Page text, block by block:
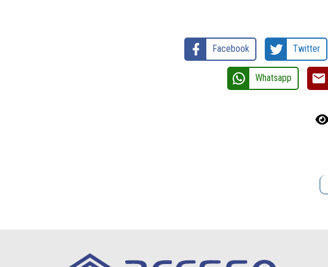
Facebook Twitter
Whatsapp